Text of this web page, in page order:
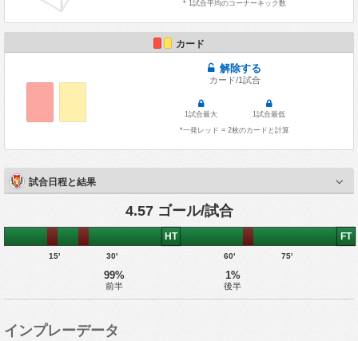
* 1試合平均のコーナーキック数
カード
解除する
カード/1試合
1試合最大
1試合最低
*一発レッド = 2枚のカードと計算
試合日程と結果
4.57 ゴール/試合
15' 30'
HT
60' 75'
FT
99%
前半
1%
後半
インプレーデータ